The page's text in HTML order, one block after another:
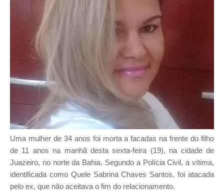
Uma mulher de 34 anos foi morta a facadas na frente do filho
de 11 anos na manhã desta sexta-feira (19), na cidade de
Juazeiro, no norte da Bahia. Segundo a Polícia Civil, a vítima,
identificada como Quele Sabrina Chaves Santos, foi atacada
pelo ex, que não aceitava o fim do relacionamento.